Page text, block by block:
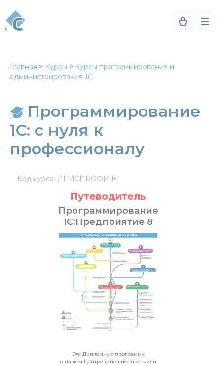
Главная > Курсы > Курсы программирования и
администрирования 1С
Программирование
1С: с нуля к
профессионалу
Код курса: ДП-1СПРОФИ-Б
Путеводитель
Программирование
1С:Предприятие 8
Эту Дипломную программу
в нашем Центре успешно закончили